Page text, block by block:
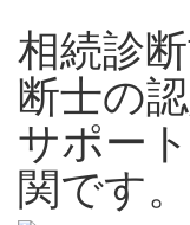
相続診
断士の
サポー
関です。